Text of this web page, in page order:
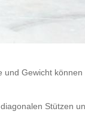
Gewicht
Stützen